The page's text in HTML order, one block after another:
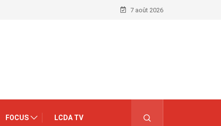
7 août 2026
FOCUS LCDA TV